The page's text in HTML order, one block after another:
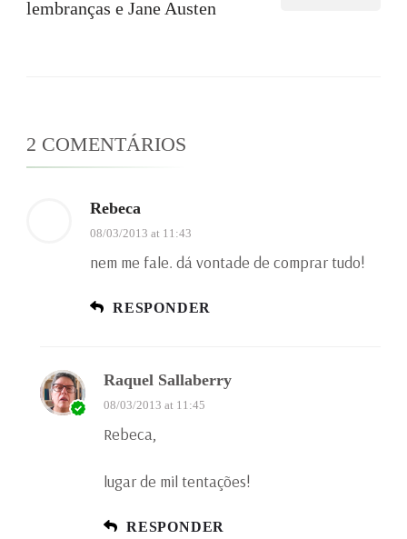
lembranças e Jane Austen
2 COMENTÁRIOS
Rebeca
08/03/2013 at 11:43
nem me fale. dá vontade de comprar tudo!
RESPONDER
Raquel Sallaberry
08/03/2013 at 11:45
Rebeca,
lugar de mil tentações!
RESPONDER